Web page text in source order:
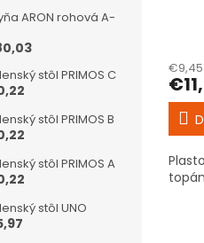
ARON rohová A-
stôl PRIMOS C
stôl PRIMOS B
stôl PRIMOS A
stôl UNO
je
2,5
€9,45